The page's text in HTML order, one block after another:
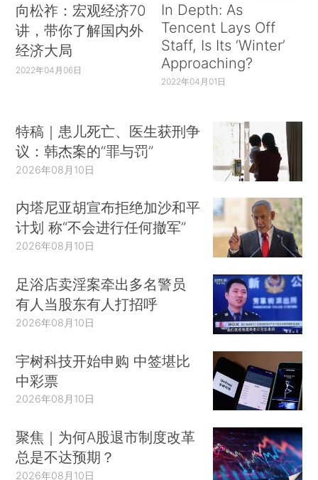
向松祚：宏观经济70
讲，带你了解国内外
经济大局
2022年04月06日
In Depth: As
Tencent Lays Off
Staff, Is Its ‘Winter’
Approaching?
2022年04月01日
特稿｜患儿死亡、医生获刑争
议：韩杰案的“罪与罚”
2026年08月10日
内塔尼亚胡宣布拒绝加沙和平
计划 称“不会进行任何撤军”
2026年08月10日
足浴店卖淫案牵出多名警员
有人当股东有人打招呼
2026年08月10日
宇树科技开始申购 中签堪比
中彩票
2026年08月10日
聚焦｜为何A股退市制度改革
总是不达预期？
2026年08月10日